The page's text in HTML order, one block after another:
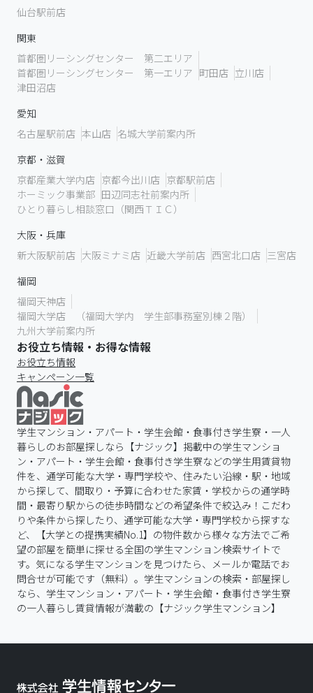
仙台駅前店
関東
首都圏リーシングセンター 第二エリア
首都圏リーシングセンター 第一エリア 町田店 立川店
津田沼店
愛知
名古屋駅前店 本山店 名城大学前案内所
京都・滋賀
京都産業大学内店 京都今出川店 京都駅前店
ホーミック事業部 田辺同志社前案内所
ひとり暮らし相談窓口（関西ＴＩＣ）
大阪・兵庫
新大阪駅前店 大阪ミナミ店 近畿大学前店 西宮北口店 三宮店
福岡
福岡天神店
福岡大学店 （福岡大学内 学生部事務室別棟２階）
九州大学前案内所
お役立ち情報・お得な情報
お役立ち情報
キャンペーン一覧
学生マンション・アパート・学生会館・食事付き学生寮・一人
暮らしのお部屋探しなら【ナジック】掲載中の学生マンショ
ン・アパート・学生会館・食事付き学生寮などの学生用賃貸物
件を、通学可能な大学・専門学校や、住みたい沿線・駅・地域
から探して、間取り・予算に合わせた家賃・学校からの通学時
間・最寄り駅からの徒歩時間などの希望条件で絞込み！こだわ
りや条件から探したり、通学可能な大学・専門学校から探すな
ど、【大学との提携実績No.1】の物件数から様々な方法でご希
望の部屋を簡単に探せる全国の学生マンション検索サイトで
す。気になる学生マンションを見つけたら、メールか電話でお
問合せが可能です（無料）。学生マンションの検索・部屋探し
なら、学生マンション・アパート・学生会館・食事付き学生寮
の一人暮らし賃貸情報が満載の【ナジック学生マンション】